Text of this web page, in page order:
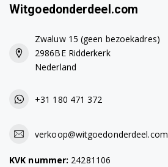
Witgoedonderdeel.com
Zwaluw 15 (geen bezoekadres)
2986BE Ridderkerk
Nederland
+31 180 471 372
verkoop@witgoedonderdeel.com
KVK nummer: 24281106